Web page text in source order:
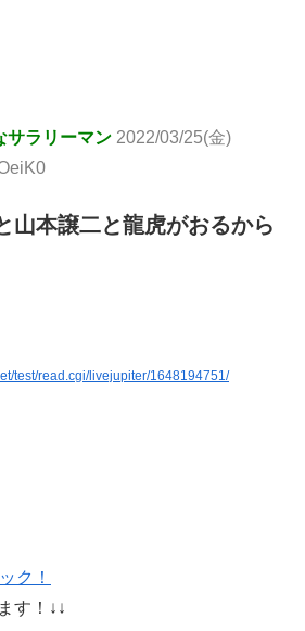
サラリーマン 2022/03/25(金)
山本譲二と龍虎がおるから
test/read.cgi/livejupiter/1648194751/
ク！
す！↓↓